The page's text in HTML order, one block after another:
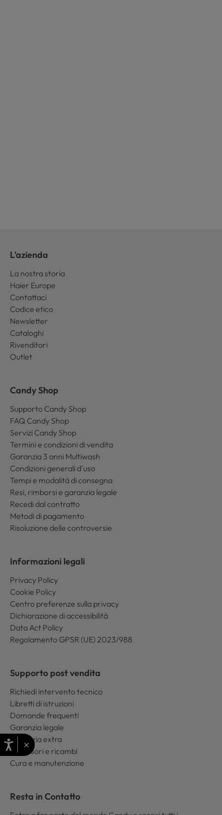
L'azienda
La nostra storia
Haier Europe
Contattaci
Codice etico
Newsletter
Cataloghi
Rivenditori
Outlet
Candy Shop
Supporto Candy Shop
FAQ Candy Shop
Servizi Candy Shop
Termini e condizioni di vendita
Garanzia 3 anni Multiwash
Condizioni generali d'uso
Tempi e modalità di consegna
Resi, rimborsi e garanzia legale
Recedi dal contratto
Metodi di pagamento
Risoluzione delle controversie
Informazioni legali
Privacy Policy
Cookie Policy
Centro preferenze sulla privacy
Dichiarazione di accessibilità
Data Act Policy
Regolamento GPSR (UE) 2023/988
Supporto post vendita
Richiedi intervento tecnico
Libretti di istruzioni
Domande frequenti
Garanzia legale
Garanzia extra
Accessori e ricambi
Cura e manutenzione
Resta in Contatto
×